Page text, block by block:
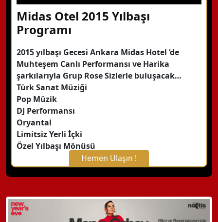
Midas Otel 2015 Yılbaşı
Programı
2015 yılbaşı Gecesi Ankara Midas Hotel ‘de
Muhteşem Canlı Performansı ve Harika
şarkılarıyla Grup Rose Sizlerle buluşacak…
Türk Sanat Müziği
Pop Müzik
DJ Performansı
Oryantal
Limitsiz Yerli İçki
Özel Yılbaşı Mönüsü
Hemen Ulaşın !
X Kapat
WhatsApp ile Bilgi Alın